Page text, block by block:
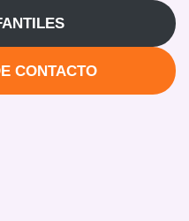
CONTACTO